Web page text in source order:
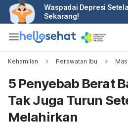
Waspadai Depresi
Sekarang!
Kehamilan Perawatan Ibu
5 Penyebab Berat
Tak Juga Turun
Melahirkan